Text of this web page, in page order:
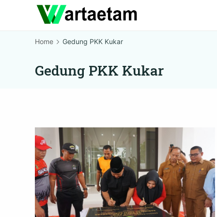
Home Gedung PKK Kukar
Gedung PKK Kukar